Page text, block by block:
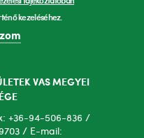
kezeléséhez.
VAS MEGYEI
+36-94-506-836 /
/ E-mail: